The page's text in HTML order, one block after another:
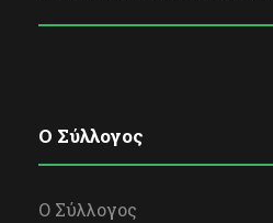
O Σύλλογος
Ο Σύλλογος